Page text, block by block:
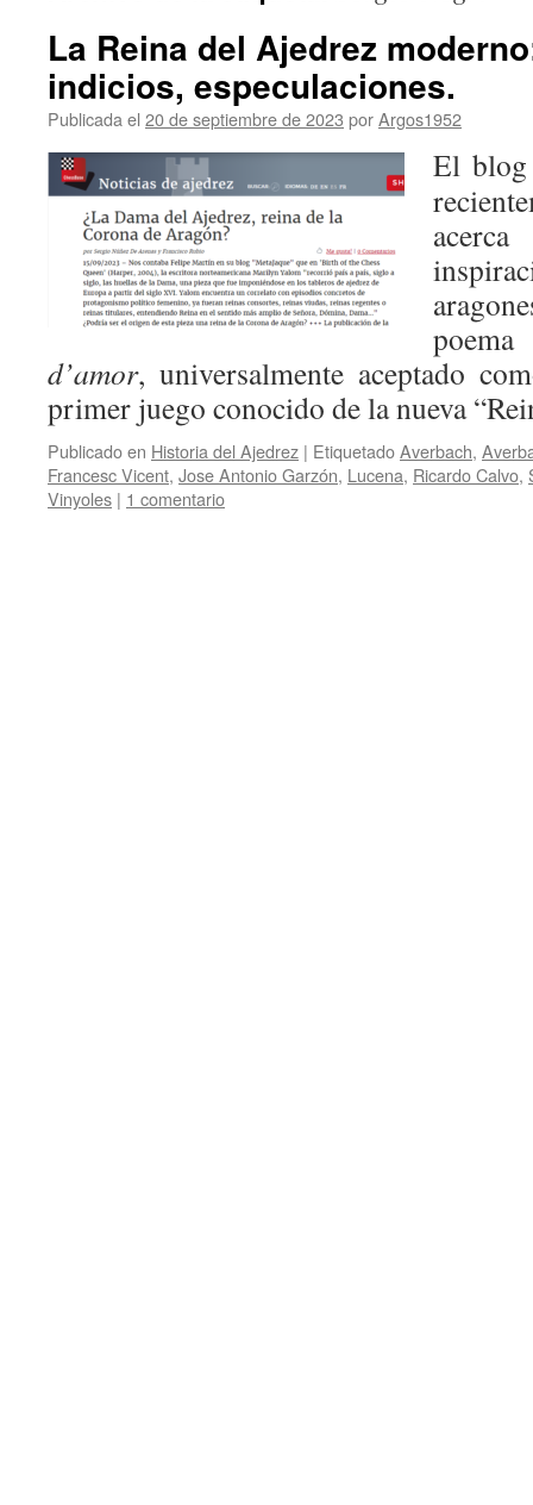
La Reina del Ajedrez
indicios, especulaciones.
Publicada el 20 de septiembre de 2023 porArgos1952
El blog
d’amor, universalmente aceptado
primer juego conocido de la nueva
Publicado en Historia del Ajedrez | EtiquetadoAverbach,
Francesc Vicent, Jose Antonio Garzón, Lucena, Ricardo Calvo,
Vinyoles | 1 comentario